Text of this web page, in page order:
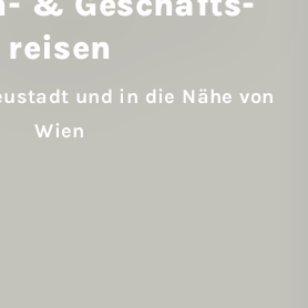
reisen
und in die Nähe von
Wien